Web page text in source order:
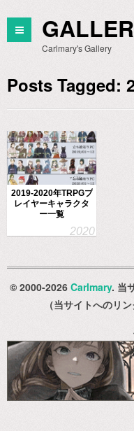
Carlmary's Gallery
Posts Tagged:
2019-2020年TRPGプ
レイヤーキャラクタ
ー一覧
© 2000-2026 Carlmary. 当
（当サイトへのリ